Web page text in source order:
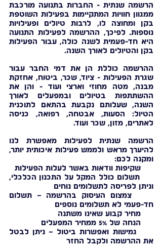
הרשמה שנתית - החברות בתנועה מורכבת
ממגוון חוויות המתקיימות בפעילות השוטפת
בקן ומחוצה לו, לרבות טיולים ופעילויות
נוספות. לפיכך, ההרשמה לפעילות התנועה
היא חד-פעמית לשנה כולה, עבור הפעילות
בקן והטיולים לאורך השנה.
ההרשמה כוללת הן את דמי החבר עבור
שגרת הפעילות - ציוד, שכר, ביטוח, אחזקת
מבנה, מטה מחוזי וארצי ועוד - והן את
ההשתתפות בטיולים ובמפעלים לאורך
השנה, שעלותם נקבעת בהתאם לתוכנית
הטיול: הסעות, אבטחה, רפואה, כניסה
לאתרים, מזון, שכר ועוד.
הרשמה שנתית לפעילות מאפשרת לנו
להיערך מראש ולממש פעילות איכותית יותר,
ומקנה לכם:
שקיפות וודאות באשר לעלות הפעילות
תשלום כולל המקל על התכנון הכלכלי,
וניתן לפריסה לתשלומים נוחים
צמצום העיסוק בהרשמה – תשלום
חד-פעמי לא תשלומים נוספים
מחיר קבוע שאינו משתנה
הנחה של 5% ממחיר המפעלים
גמישות ואפשרות ביטול – ניתן לבטל
את ההרשמה ולקבל החזר